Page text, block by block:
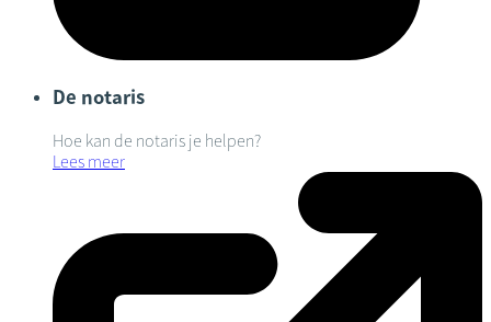
De notaris
Hoe kan de notaris je helpen?
Lees meer